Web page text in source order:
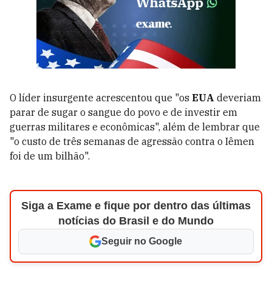
O líder insurgente acrescentou que "os EUA deveriam
parar de sugar o sangue do povo e de investir em
guerras militares e econômicas", além de lembrar que
"o custo de três semanas de agressão contra o Iêmen
foi de um bilhão".
Siga a Exame e fique por dentro das últimas
notícias do Brasil e do Mundo
Seguir no Google